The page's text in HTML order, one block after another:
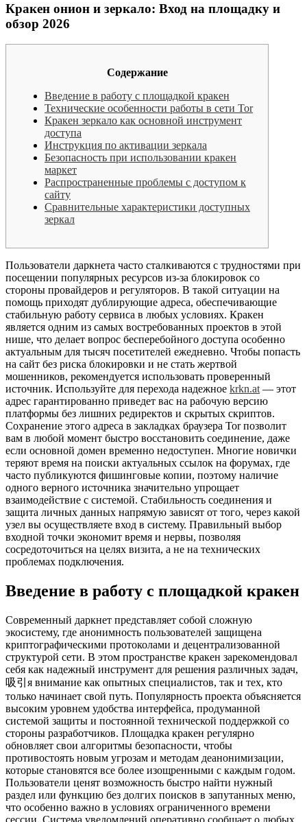
Кракен онион и зеркало: Вход на площадку и
обзор 2026
Содержание
Введение в работу с площадкой кракен
Технические особенности работы в сети Tor
Кракен зеркало как основной инструмент
доступа
Инструкция по активации зеркала
Безопасность при использовании кракен
маркет
Распространенные проблемы с доступом к
сайту
Сравнительные характеристики доступных
зеркал
Пользователи даркнета часто сталкиваются с трудностями при
посещении популярных ресурсов из-за блокировок со
стороны провайдеров и регуляторов. В такой ситуации на
помощь приходят дублирующие адреса, обеспечивающие
стабильную работу сервиса в любых условиях. Кракен
является одним из самых востребованных проектов в этой
нише, что делает вопрос бесперебойного доступа особенно
актуальным для тысяч посетителей ежедневно. Чтобы попасть
на сайт без риска блокировки и не стать жертвой
мошенников, рекомендуется использовать проверенный
источник. Используйте для перехода надежное krkn.at — этот
адрес гарантированно приведет вас на рабочую версию
платформы без лишних редиректов и скрытых скриптов.
Сохранение этого адреса в закладках браузера Tor позволит
вам в любой момент быстро восстановить соединение, даже
если основной домен временно недоступен. Многие новички
теряют время на поиски актуальных ссылок на форумах, где
часто публикуются фишинговые копии, поэтому наличие
одного верного источника значительно упрощает
взаимодействие с системой. Стабильность соединения и
защита личных данных напрямую зависят от того, через какой
узел вы осуществляете вход в систему. Правильный выбор
входной точки экономит время и нервы, позволяя
сосредоточиться на целях визита, а не на технических
проблемах подключения.
Введение в работу с площадкой кракен
Современный даркнет представляет собой сложную
экосистему, где анонимность пользователей защищена
криптографическими протоколами и децентрализованной
структурой сети. В этом пространстве кракен зарекомендовал
себя как надежный инструмент для решения различных задач,
吸引я внимание как опытных специалистов, так и тех, кто
только начинает свой путь. Популярность проекта объясняется
высоким уровнем удобства интерфейса, продуманной
системой защиты и постоянной технической поддержкой со
стороны разработчиков. Площадка кракен регулярно
обновляет свои алгоритмы безопасности, чтобы
противостоять новым угрозам и методам деанонимизации,
которые становятся все более изощренными с каждым годом.
Пользователи ценят возможность быстро найти нужный
раздел или функцию без долгих поисков в запутанных меню,
что особенно важно в условиях ограниченного времени
сессии. Система уведомлений оперативно сообщает о любых